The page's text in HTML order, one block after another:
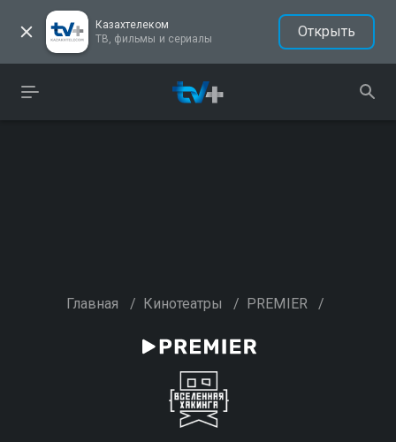
Казахтелеком
ТВ, фильмы и сериалы
Открыть
Главная / Кинотеатры / PREMIER /